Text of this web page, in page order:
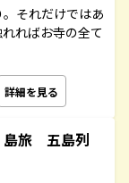
それだけではあ
ればお寺の全て
詳細を見る
旅 五島列